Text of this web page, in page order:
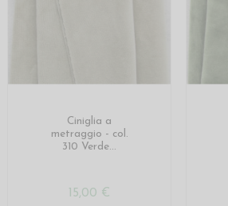
Ciniglia a
metraggio - col.
310 Verde...
15,00 €